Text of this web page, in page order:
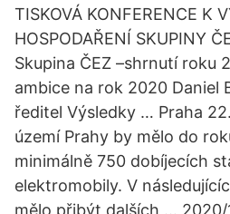
TISKOVÁ KONFERENCE K
HOSPODAŘENÍ SKUPINY
Skupina ČEZ –shrnutí roku
ambice na rok 2020 Daniel
ředitel Výsledky … Praha
území Prahy by mělo do
minimálně 750 dobíjecích
elektromobily. V
mělo přibýt dalších … 2020/